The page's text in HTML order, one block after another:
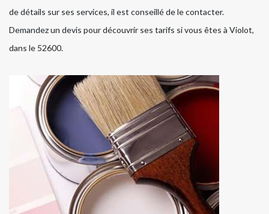
de détails sur ses services, il est conseillé de le contacter.
Demandez un devis pour découvrir ses tarifs si vous êtes à Violot,
dans le 52600.